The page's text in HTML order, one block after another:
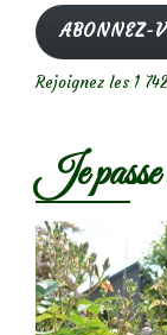
mail
ABONNEZ-
Rejoignez les 1
Je passe